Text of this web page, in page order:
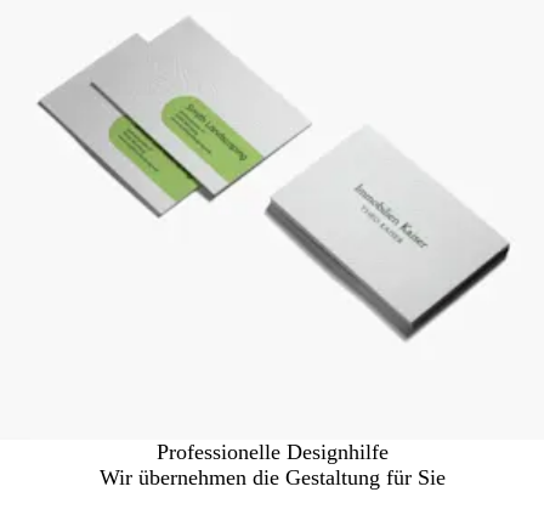
Professionelle Designhilfe
Wir übernehmen die Gestaltung für Sie